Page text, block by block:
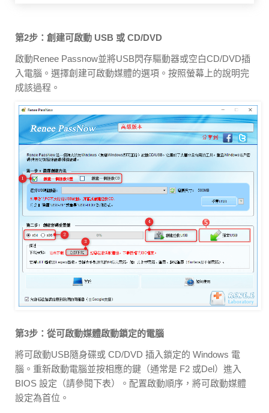
第2步：創建可啟動 USB 或 CD/DVD
啟動Renee Passnow並將USB閃存驅動器或空白CD/DVD插
入電腦。選擇創建可啟動媒體的選項。按照螢幕上的說明完
成該過程。
第3步：從可啟動媒體啟動鎖定的電腦
將可啟動USB隨身碟或 CD/DVD 插入鎖定的 Windows 電
腦。重新啟動電腦並按相應的鍵（通常是 F2 或Del）進入
BIOS 設定（請參閱下表）。配置啟動順序，將可啟動媒體
設定為首位。